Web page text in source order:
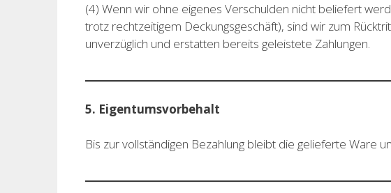
(4) Wenn wir ohne eigenes Verschulden nicht beliefert
trotz rechtzeitigem Deckungsgeschäft), sind wir zum
unverzüglich und erstatten bereits geleistete Zahlungen.
5. Eigentumsvorbehalt
Bis zur vollständigen Bezahlung bleibt die gelieferte Ware